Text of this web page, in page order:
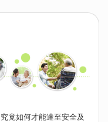
竟如何才能達至安全及